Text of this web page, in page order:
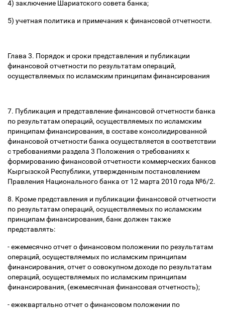
4) заключение Шариатского совета банка;
5) учетная политика и примечания к финансовой отчетности.
Глава 3. Порядок и сроки представления и публикации
финансовой отчетности по результатам операций,
осуществляемых по исламским принципам финансирования
7. Публикация и представление финансовой отчетности банка
по результатам операций, осуществляемых по исламским
принципам финансирования, в составе консолидированной
финансовой отчетности банка осуществляется в соответствии
с требованиями раздела 3 Положения о требованиях к
формированию финансовой отчетности коммерческих банков
Кыргызской Республики, утвержденным постановлением
Правления Национального банка от 12 марта 2010 года №6/2.
8. Кроме представления и публикации финансовой отчетности
по результатам операций, осуществляемых по исламским
принципам финансирования, банк должен также
представлять:
- ежемесячно отчет о финансовом положении по результатам
операций, осуществляемых по исламским принципам
финансирования, отчет о совокупном доходе по результатам
операций, осуществляемых по исламским принципам
финансирования, (ежемесячная финансовая отчетность);
- ежеквартально отчет о финансовом положении по